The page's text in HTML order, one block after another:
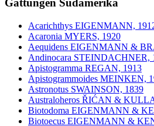
Gattungen Südamerika
Acarichthys EIGENMANN,
Acaronia MYERS, 1920
Aequidens EIGENMANN &
Andinocara STEINDACHNER,
Apistogramma REGAN, 1913
Apistogrammoides MEINKEN,
Astronotus SWAINSON, 1839
Australoheros ŘIĆAN &
Biotodoma EIGENMANN &
Biotoecus EIGENMANN &